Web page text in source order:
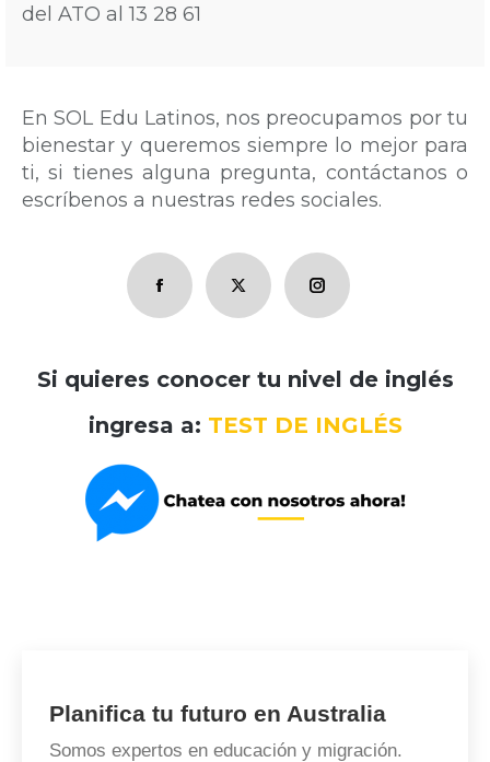
del ATO al 13 28 61
En SOL Edu Latinos, nos preocupamos por tu
bienestar y queremos siempre lo mejor para
ti, si tienes alguna pregunta, contáctanos o
escríbenos a nuestras redes sociales.
Facebook
in
window
X
in
window
Instagram
in
window
Si quieres conocer tu nivel de inglés
ingresa a: TEST DE INGLÉS
Planifica tu futuro en Australia
Somos expertos en educación y migración.